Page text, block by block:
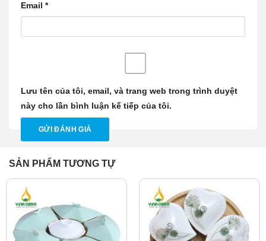
Email *
Lưu tên của tôi, email, và trang web trong trình duyệt
này cho lần bình luận kế tiếp của tôi.
SẢN PHẨM TƯƠNG TỰ